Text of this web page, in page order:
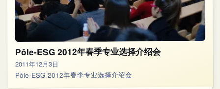
Pôle-ESG 2012年春季专业选择介绍会
2011年12月3日
Pôle-ESG 2012年春季专业选择介绍会